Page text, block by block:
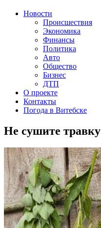
Новости
Происшествия
Экономика
Финансы
Политика
Авто
Общество
Бизнес
ДТП
О проекте
Контакты
Погода в Витебске
Не сушите травку